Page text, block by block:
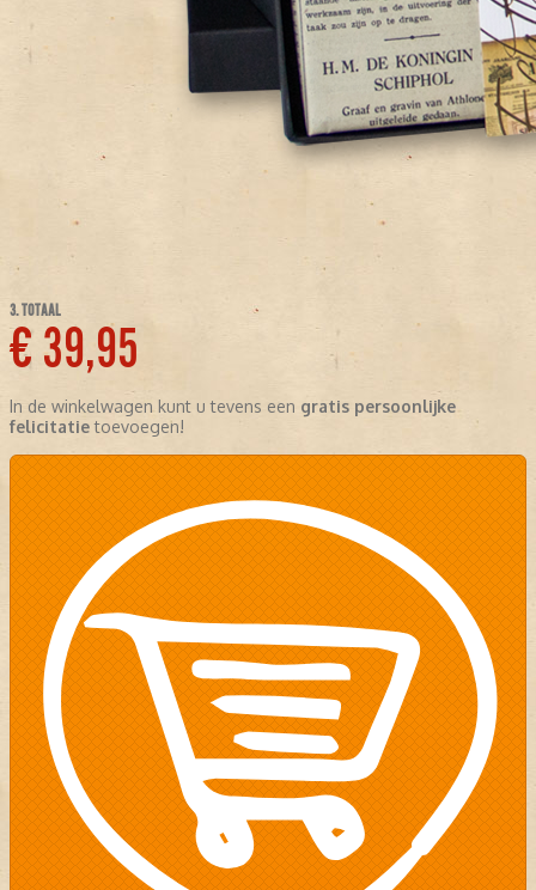
3. TOTAAL
€ 39,95
In de winkelwagen kunt u tevens een gratis persoonlijke
felicitatietoevoegen!